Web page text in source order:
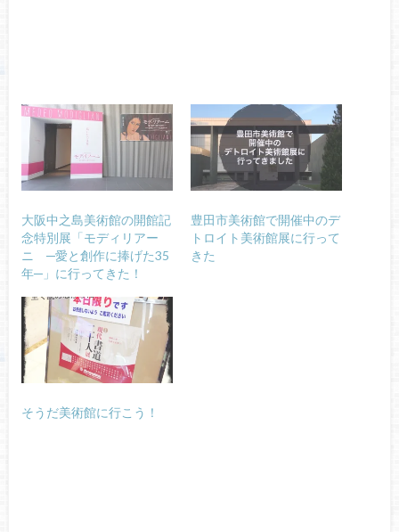
大阪中之島美術館の開館記
念特別展「モディリアー
ニ ─愛と創作に捧げた35
年─」に行ってきた！
豊田市美術館で開催中のデ
トロイト美術館展に行って
きた
そうだ美術館に行こう！